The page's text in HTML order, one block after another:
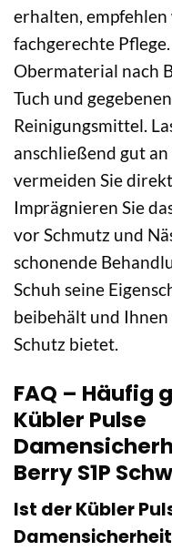
erhalten,
fachgerechte
Obermaterial nach
Tuch und
Reinigungsmittel.
anschließend gut
vermeiden Sie
Imprägnieren Sie
vor Schmutz und
schonende
Schuh seine
beibehält und
Schutz bietet.
FAQ – Häufig
Kübler Pulse
Berry S1P
Ist der Kübler